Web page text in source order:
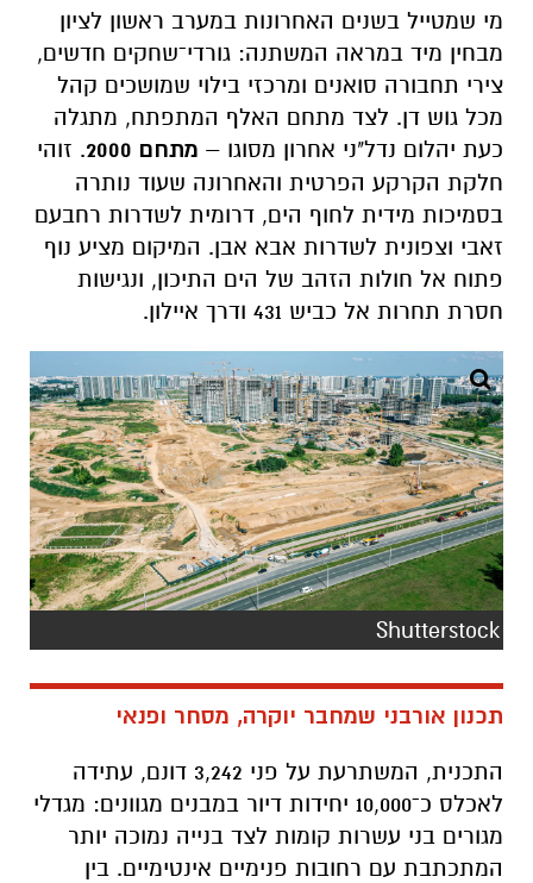
מי שמטייל בשנים האחרונות במערב ראשון לציון
מבחין מיד במראה המשתנה: גורדי־שחקים חדשים,
צירי תחבורה סואנים ומרכזי בילוי שמושכים קהל
מכל גוש דן. לצד מתחם האלף המתפתח, מתגלה
כעת יהלום נדל"ני אחרון מסוגו – מתחם 2000
. זוהי
חלקת הקרקע הפרטית והאחרונה שעוד נותרה
בסמיכות מידית לחוף הים, דרומית לשדרות רחבעם
זאבי וצפונית לשדרות אבא אבן. המיקום מציע נוף
פתוח אל חולות הזהב של הים התיכון, ונגישות
חסרת תחרות אל כביש 431 ודרך איילון.
Shutterstock
תכנון אורבני שמחבר יוקרה, מסחר ופנאי
התכנית, המשתרעת על פני 3,242 דונם, עתידה
לאכלס כ־10,000 יחידות דיור במבנים מגוונים: מגדלי
מגורים בני עשרות קומות לצד בנייה נמוכה יותר
המתכתבת עם רחובות פנימיים אינטימיים. בין